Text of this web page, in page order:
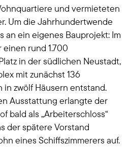
und vermieteten
Um die Jahrhundertwende
an ein eigenes Bauprojekt: Im
rund 1.700
in der südlichen Neustadt,
mit zunächst 136
zwölf Häusern entstand.
Ausstattung erlangte der
bald als „Arbeiterschloss“
der spätere Vorstand
eines Schiffszimmerers auf.